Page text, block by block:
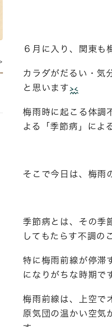
６月に入り、関東も
カラダがだるい・気
と思います
梅雨時に起こる体調
よる「季節病」によ
そこで今日は、梅雨
季節病とは、その季
してもたらす不調の
特に梅雨前線が停滞
になりがちな時期で
梅雨前線は、上空で
原気団の温かい空気